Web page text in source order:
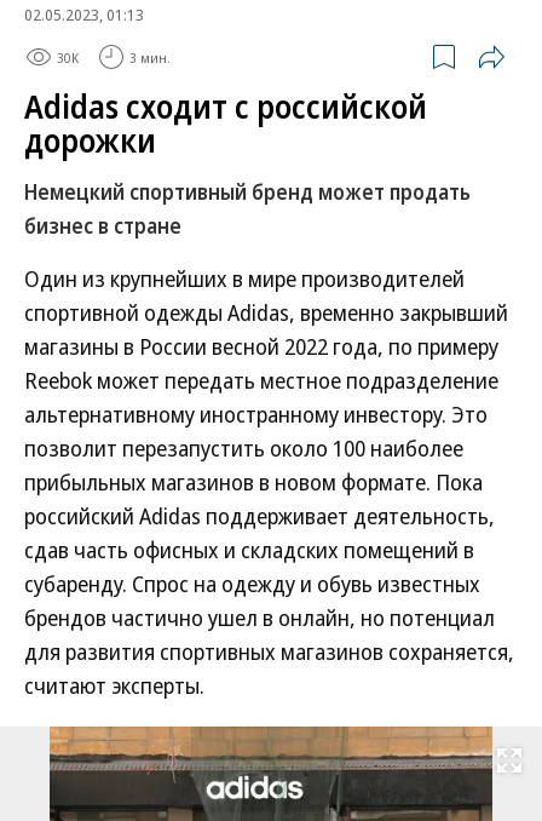
02.05.2023, 01:13
30K 3 мин.
Adidas сходит с российской
дорожки
Немецкий спортивный бренд может продать
бизнес в стране
Один из крупнейших в мире производителей
спортивной одежды Adidas, временно закрывший
магазины в России весной 2022 года, по примеру
Reebok может передать местное подразделение
альтернативному иностранному инвестору. Это
позволит перезапустить около 100 наиболее
прибыльных магазинов в новом формате. Пока
российский Adidas поддерживает деятельность,
сдав часть офисных и складских помещений в
субаренду. Спрос на одежду и обувь известных
брендов частично ушел в онлайн, но потенциал
для развития спортивных магазинов сохраняется,
считают эксперты.
Развернуть